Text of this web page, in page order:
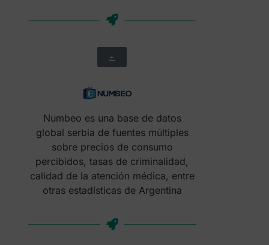
+
Numbeo es una base de datos
global serbia de fuentes múltiples
sobre precios de consumo
percibidos, tasas de criminalidad,
calidad de la atención médica, entre
otras estadísticas de Argentina